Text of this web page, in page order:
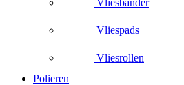
Vliespads
Vliesrollen
Polieren